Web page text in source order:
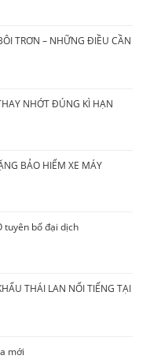
TRƠN – NHỮNG ĐIỀU CẦN
NHỚT ĐÚNG KÌ HẠN
BẢO HIỂM XE MÁY
tuyên bố đại dịch
THÁI LAN NỔI TIẾNG TẠI
mới